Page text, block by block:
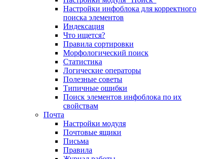
Настройки инфоблока для корректного
поиска элементов
Индексация
Что ищется?
Правила сортировки
Морфологический поиск
Статистика
Логические операторы
Полезные советы
Типичные ошибки
Поиск элементов инфоблока по их
свойствам
Почта
Настройки модуля
Почтовые ящики
Письма
Правила